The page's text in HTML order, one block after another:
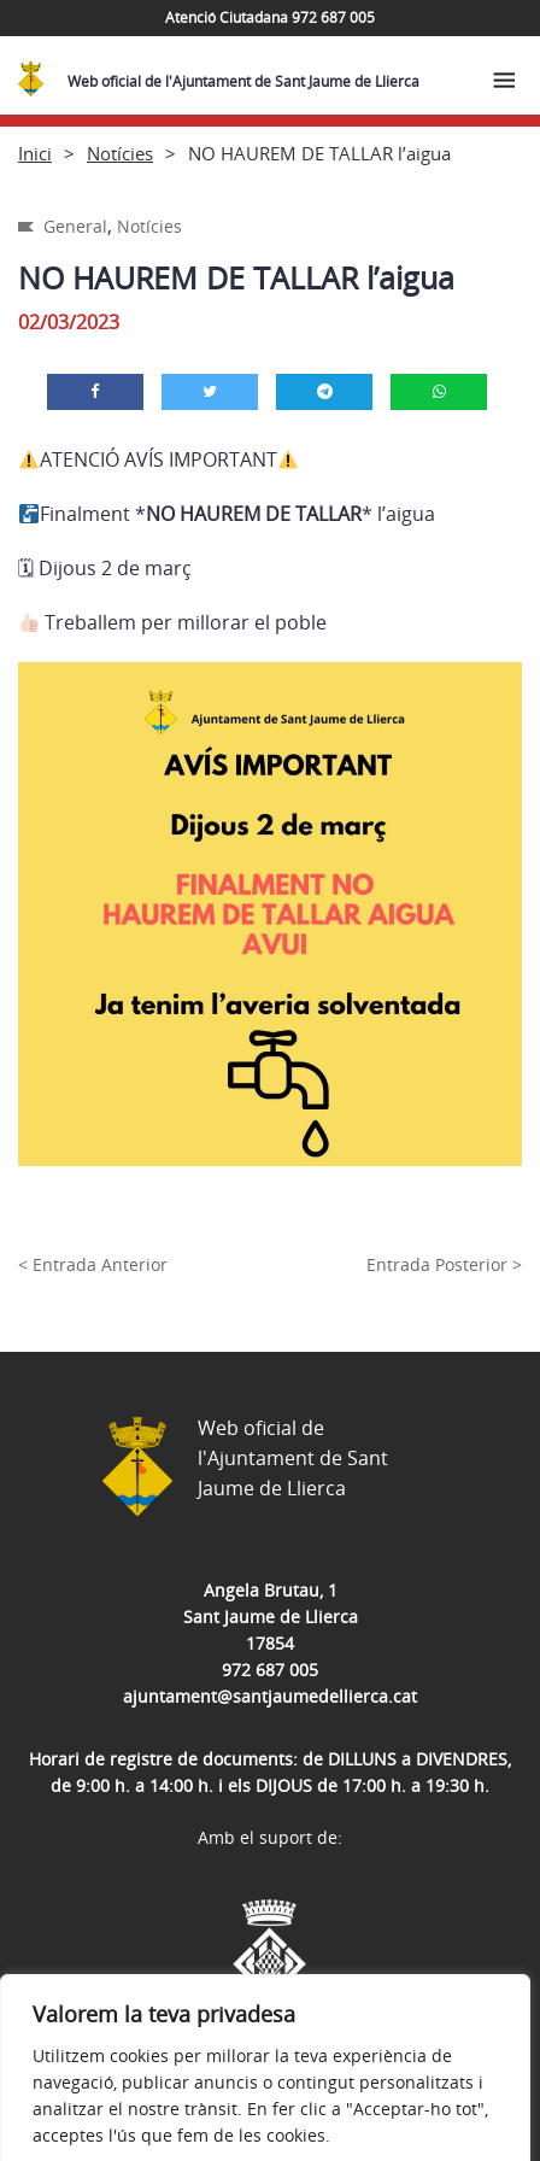
Valorem la teva privadesa
Utilitzem cookies per millorar la teva experiència de
navegació, publicar anuncis o contingut personalitzats i
analitzar el nostre trànsit. En fer clic a "Acceptar-ho tot",
acceptes l'ús que fem de les cookies.
Atenció Ciutadana 972 687 005
Web oficial de l'Ajuntament de Sant Jaume de Llierca
Inici Notícies NO HAUREM DE TALLAR l’aigua
General, Notícies
NO HAUREM DE TALLAR l’aigua
02/03/2023
ATENCIÓ AVÍS IMPORTANT
Finalment*NO HAUREM DE TALLAR* l’aigua
🗓 Dijous 2 de març
Treballem per millorar el poble
< Entrada Anterior Entrada Posterior >
Angela Brutau, 1
Sant Jaume de Llierca
17854
972 687 005
ajuntament@santjaumedellierca.cat
Horari de registre de documents: de DILLUNS a DIVENDRES,
de 9:00 h. a 14:00 h. i els DIJOUS de 17:00 h. a 19:30 h.
Web oficial de
l'Ajuntament de Sant
Jaume de Llierca
Avís legal Política de privacitat
Amb el suport de: